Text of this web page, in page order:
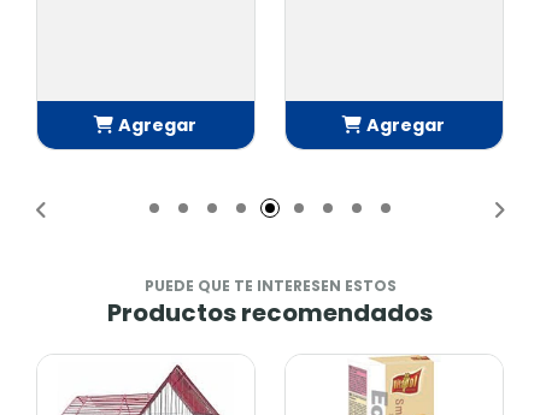
Agregar
Agregar
PUEDE QUE TE INTERESEN ESTOS
Productos recomendados